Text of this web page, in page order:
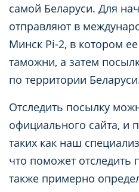
самой Беларуси. Для
отправляют в
Минск Pi-2, в котором
таможни, а затем
по территории
Отследить посылку
официального сайта, и
таких как наш
что поможет отследить
также примерно